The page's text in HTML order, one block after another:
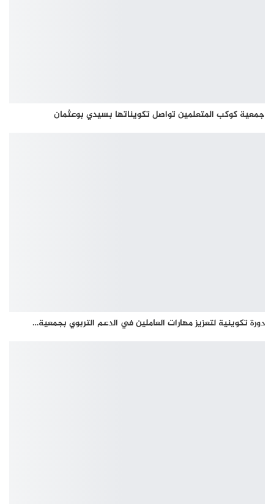
جمعية كوكب المتعلمين تواصل تكويناتها بسيدي بوعثمان
دورة تكوينية لتعزيز مهارات العاملين في الدعم التربوي بجمعية…